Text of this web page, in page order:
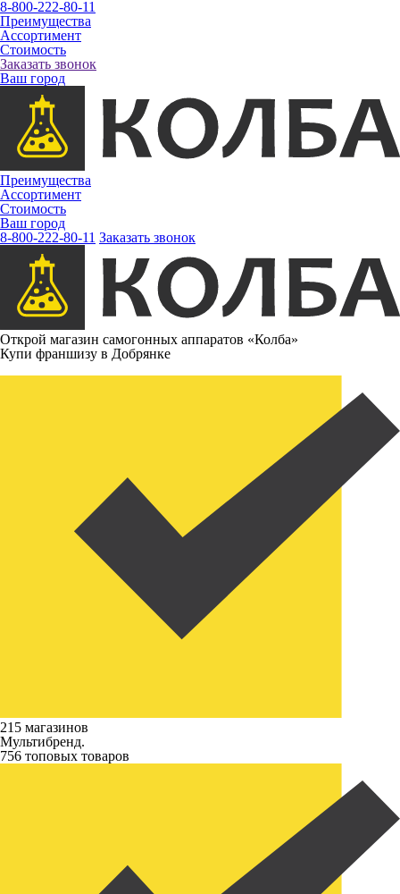
8-800-222-80-11
Преимущества
Ассортимент
Стоимость
Заказать звонок
Ваш город
Преимущества
Ассортимент
Стоимость
Ваш город
8-800-222-80-11 Заказать звонок
Открой магазин самогонных аппаратов «Колба»
Купи франшизу в Добрянке
215 магазинов
Мультибренд.
756 топовых товаров